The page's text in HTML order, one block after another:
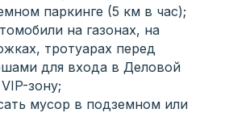
паркинге (5 км в час);
на газонах, на
тротуарах перед
для входа в Деловой
зону;
мусор в подземном или